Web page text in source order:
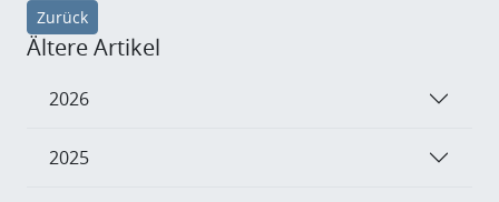
Zurück
Ältere Artikel
2026
2025